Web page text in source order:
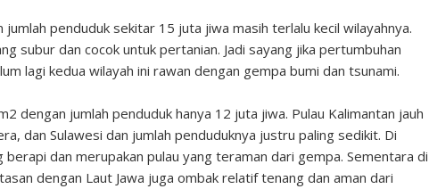
penduduk sekitar 15 juta jiwa masih terlalu kecil wilayahnya.
subur dan cocok untuk pertanian. Jadi sayang jika pertumbuhan
lagi kedua wilayah ini rawan dengan gempa bumi dan tsunami.
dengan jumlah penduduk hanya 12 juta jiwa. Pulau Kalimantan jauh
dan Sulawesi dan jumlah penduduknya justru paling sedikit. Di
berapi dan merupakan pulau yang teraman dari gempa. Sementara di
dengan Laut Jawa juga ombak relatif tenang dan aman dari